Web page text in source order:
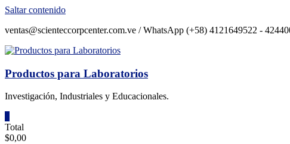
Saltar contenido
ventas@scienteccorpcenter.com.ve / WhatsApp (+58) 4121649522 -
Productos para Laboratorios
Investigación, Industriales y Educacionales.
Total
$0,00